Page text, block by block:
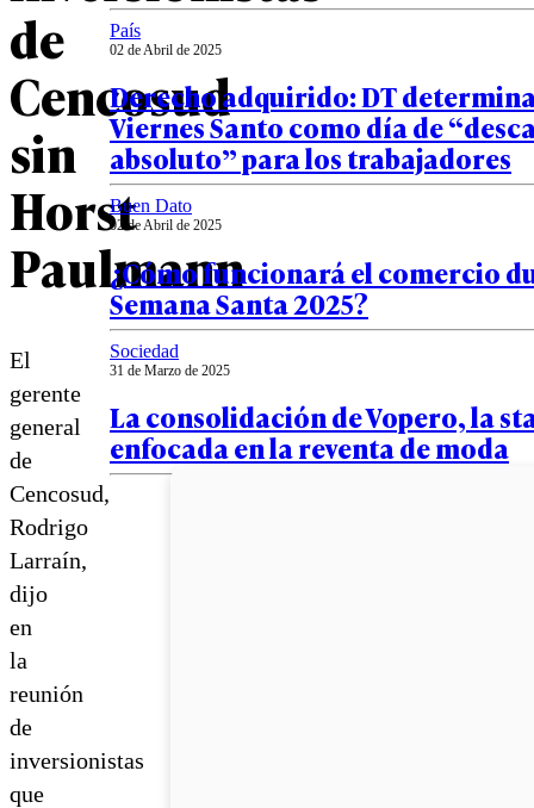
de
Cencosud
sin
Horst
Paulmann
El
gerente
general
de
Cencosud,
Rodrigo
Larraín,
dijo
en
la
reunión
de
inversionistas
que
País
02 de Abril de 2025
Derecho adquirido: DT
Viernes Santo como día de
absoluto” para los trabajadores
Buen Dato
02 de Abril de 2025
¿Cómo funcionará el comercio
Semana Santa 2025?
Sociedad
31 de Marzo de 2025
La consolidación de Vopero, la
enfocada en la reventa de moda